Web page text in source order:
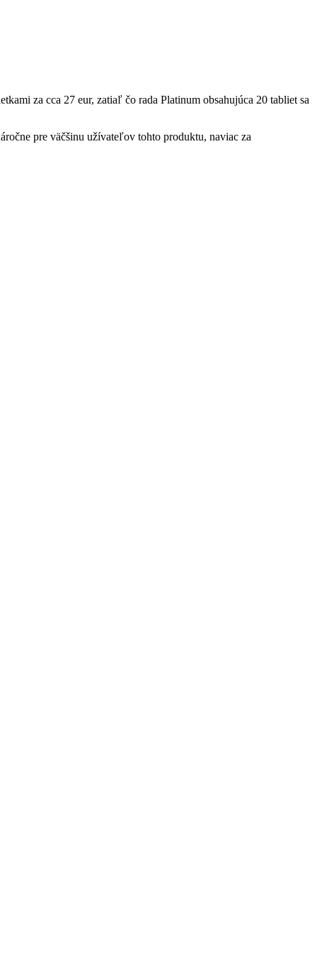
za cca 27 eur, zatiaľ čo rada Platinum obsahujúca 20 tabliet sa
pre väčšinu užívateľov tohto produktu, naviac za